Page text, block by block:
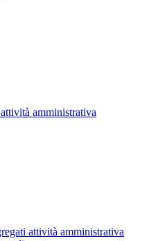
amministrativa
attività amministrativa